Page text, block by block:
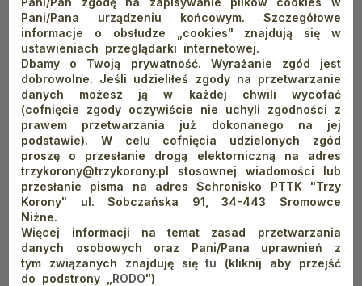
bilety wstępu na Sokolicę kupuje się w punktach
kasowych w Krościenku nad Dunajcem oraz w miejscu
przeprawy tratwą przez Dunajec
warto wcześniej sprawdzić aktualny rozkład jazdy
busów Krościenko nad Dunajcem - Szczawnica
Po zdobyciu Sokolicy ze
Szczawnicy zatrzymaj się
w Schronisku PTTK Orlica!
W Schronisku PTTK Orlica zdecydowanie warto się
zatrzymać na dłużej!
Oferujemy noclegi w komfortowych,
pachnących drewnem pokojach oraz dostęp do restauracji
serwującej pyszne dania kuchni pienińskiej. Znajdujemy się na
obrzeżach Szczawnicy, dzięki czemu nasi goście mogą liczyć
Pani/Pana urządzeniu końcowym. Szczegółowe
informacje o obsłudze „cookies" znajdują się w
ustawieniach przeglądarki internetowej.
Dbamy o Twoją prywatność. Wyrażanie zgód jest
dobrowolne. Jeśli udzieliłeś zgody na przetwarzanie
danych możesz ją w każdej chwili wycofać
(cofnięcie zgody oczywiście nie uchyli zgodności z
prawem przetwarzania już dokonanego na jej
podstawie). W celu cofnięcia udzielonych zgód
proszę o przesłanie drogą elektorniczną na adres
trzykorony@trzykorony.pl stosownej wiadomości lub
przesłanie pisma na adres Schronisko PTTK "Trzy
Korony" ul. Sobczańska 91, 34-443 Sromowce
Niżne.
Więcej informacji na temat zasad przetwarzania
danych osobowych oraz Pani/Pana uprawnień z
tym związanych znajduję siętu (kliknij aby przejść
do podstrony „ RODO")